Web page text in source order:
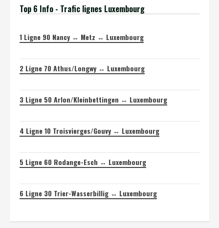
Top 6 Info - Trafic lignes Luxembourg
1 Ligne 90 Nancy ↔ Metz ↔ Luxembourg
2 Ligne 70 Athus/Longwy ↔ Luxembourg
3 Ligne 50 Arlon/Kleinbettingen ↔ Luxembourg
4 Ligne 10 Troisvierges/Gouvy ↔ Luxembourg
5 Ligne 60 Rodange-Esch ↔ Luxembourg
6 Ligne 30 Trier-Wasserbillig ↔ Luxembourg